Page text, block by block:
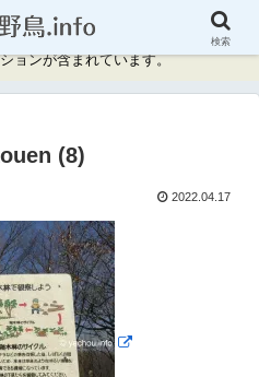
野鳥情報と記録
ョンが含まれています。
(8)
2022.04.17
検索